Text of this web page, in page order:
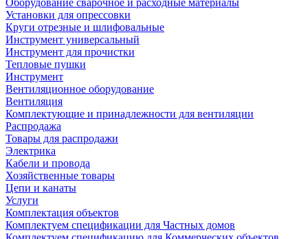
Оборудование сварочное и расходные материалы
Установки для опрессовки
Круги отрезные и шлифовальные
Инструмент универсальный
Инструмент для прочистки
Тепловые пушки
Инструмент
Вентиляционное оборудование
Вентиляция
Комплектующие и принадлежности для вентиляции
Распродажа
Товары для распродажи
Электрика
Кабели и провода
Хозяйственные товары
Цепи и канаты
Услуги
Комплектация объектов
Комплектуем спецификации для Частных домов